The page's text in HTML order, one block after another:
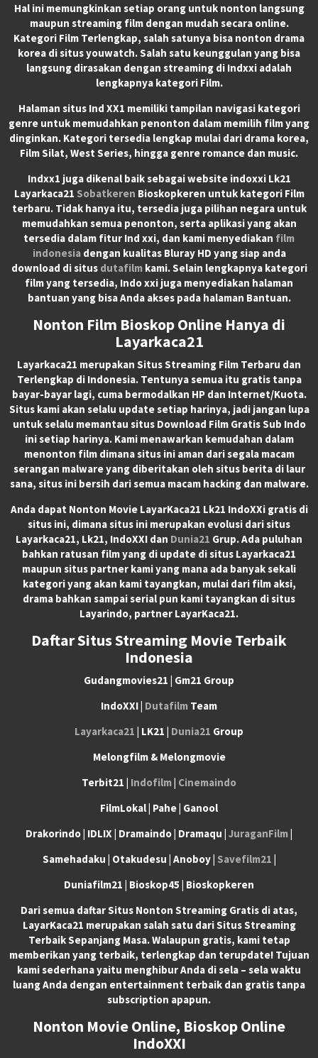
Hal ini memungkinkan setiap orang untuk nonton langsung
maupun streaming film dengan mudah secara online.
Kategori Film Terlengkap, salah satunya bisa nonton drama
korea di situs youwatch. Salah satu keunggulan yang bisa
langsung dirasakan dengan streaming di Indxxi adalah
lengkapnya kategori Film.
Halaman situs Ind XX1 memiliki tampilan navigasi kategori
genre untuk memudahkan penonton dalam memilih film yang
dinginkan. Kategori tersedia lengkap mulai dari drama korea,
Film Silat, West Series, hingga genre romance dan music.
Indxx1 juga dikenal baik sebagai website indoxxi Lk21
Layarkaca21 Sobatkeren Bioskopkeren untuk kategori Film
terbaru. Tidak hanya itu, tersedia juga pilihan negara untuk
memudahkan semua penonton, serta aplikasi yang akan
tersedia dalam fitur Ind xxi, dan kami menyediakan film
indonesiadengan kualitas Bluray HD yang siap anda
download di situs dutafilmkami. Selain lengkapnya kategori
film yang tersedia, Indo xxi juga menyediakan halaman
bantuan yang bisa Anda akses pada halaman Bantuan.
Nonton Film Bioskop Online Hanya di
Layarkaca21
Layarkaca21 merupakan Situs Streaming Film Terbaru dan
Terlengkap di Indonesia. Tentunya semua itu gratis tanpa
bayar-bayar lagi, cuma bermodalkan HP dan Internet/Kuota.
Situs kami akan selalu update setiap harinya, jadi jangan lupa
untuk selalu memantau situs Download Film Gratis Sub Indo
ini setiap harinya. Kami menawarkan kemudahan dalam
menonton film dimana situs ini aman dari segala macam
serangan malware yang diberitakan oleh situs berita di laur
sana, situs ini bersih dari semua macam hacking dan malware.
Anda dapat Nonton Movie LayarKaca21 Lk21 IndoXXigratis di
situs ini, dimana situs ini merupakan evolusi dari situs
Layarkaca21, Lk21, IndoXXI dan Dunia21 Grup. Ada puluhan
bahkan ratusan film yang di update di situs Layarkaca21
maupun situs partner kami yang mana ada banyak sekali
kategori yang akan kami tayangkan, mulai dari film aksi,
drama bahkan sampai serial pun kami tayangkan di situs
Layarindo, partner LayarKaca21.
Daftar Situs Streaming Movie Terbaik
Indonesia
Gudangmovies21 | Gm21 Group
IndoXXI | Dutafilm Team
Layarkaca21 | LK21 | Dunia21 Group
Melongfilm & Melongmovie
Terbit21 | Indofilm| Cinemaindo
FilmLokal | Pahe | Ganool
Drakorindo | IDLIX | Dramaindo | Dramaqu | JuraganFilm|
Samehadaku | Otakudesu | Anoboy | Savefilm21 |
Duniafilm21 | Bioskop45 | Bioskopkeren
Dari semua daftar Situs Nonton Streaming Gratis di atas,
LayarKaca21 merupakan salah satu dari Situs Streaming
Terbaik Sepanjang Masa. Walaupun gratis, kami tetap
memberikan yang terbaik, terlengkap dan terupdate! Tujuan
kami sederhana yaitu menghibur Anda di sela – sela waktu
luang Anda dengan entertainment terbaik dan gratis tanpa
subscription apapun.
Nonton Movie Online, Bioskop Online
IndoXXI